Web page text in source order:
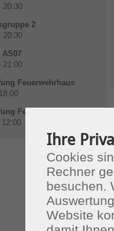
20:30
2
20:30
21:00
Feuerwehrhaus
Feuerwehrhaus
Ihre
Cookies
Rechner
besuchen.
Website